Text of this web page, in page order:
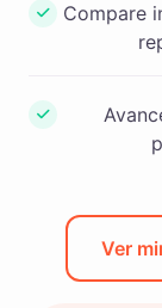
Compare
Ver